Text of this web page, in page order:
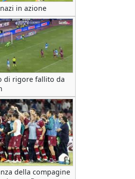
in azione
di rigore fallito da
della compagine